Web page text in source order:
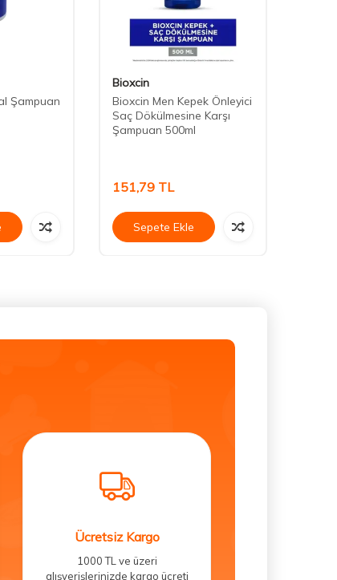
Şampuan
Bioxcin
Bioxcin Men Kepek Önleyici
Saç Dökülmesine Karşı
Şampuan 500ml
151,79 TL
Sepete Ekle
Ücretsiz Kargo
1000 TL ve üzeri
alışverişlerinizde kargo ücreti